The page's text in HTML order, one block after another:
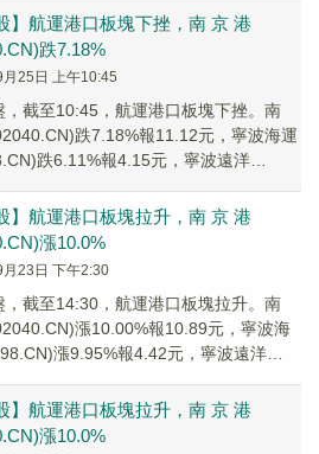
】航運港口板塊下挫，南 京 港
跌7.18%
25日 上午10:45
，截至10:45，航運港口板塊下挫。南
跌7.18%報11.12元，寧波海運
跌6.11%報4.15元，寧波遠洋
】航運港口板塊拉升，南 京 港
漲10.0%
23日 下午2:30
，截至14:30，航運港口板塊拉升。南
漲10.00%報10.89元，寧波海
漲9.95%報4.42元，寧波遠洋
】航運港口板塊拉升，南 京 港
漲10.0%